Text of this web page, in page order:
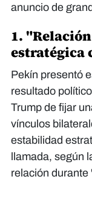
anuncio de
1.
estratégica
Pekín presentó
resultado
Trump de fijar
vínculos
estabilidad
llamada, según
relación durante